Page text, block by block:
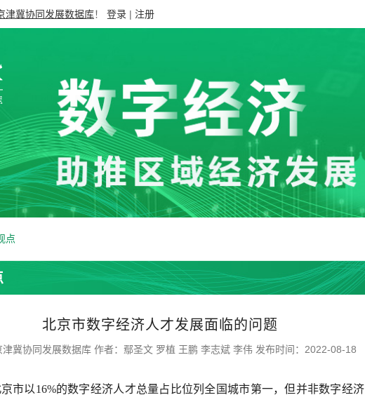
津冀协同发展数据库！ 登录 | 注册
点
北京市数字经济人才发展面临的问题
津冀协同发展数据库 作者：鄢圣文 罗植 王鹏 李志斌 李伟 发布时间：2022-08-18
京市以16%的数字经济人才总量占比位列全国城市第一，但并非数字经济